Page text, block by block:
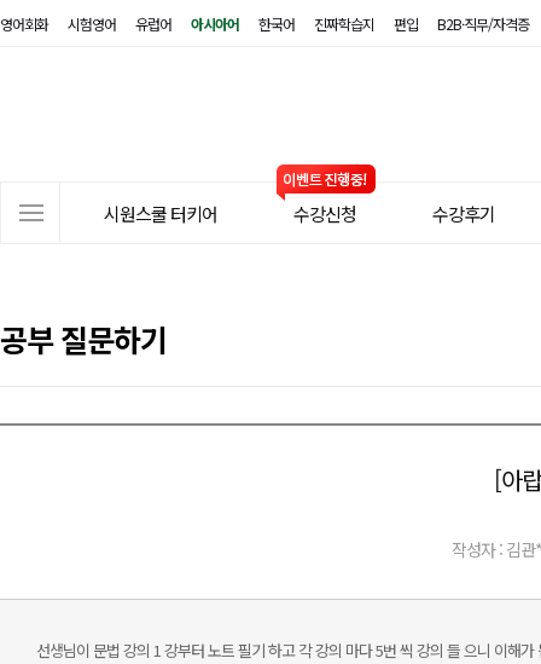
영어회화 시험영어 유럽어 아시아어 한국어 진짜학습지 편입 B2B·직무/자격증
시원스쿨 터키어 수강신청 수강후기
공부 질문하기
[아
작성자 : 김관
선생님이 문법 강의 1 강부터 노트 필기 하고 각 강의 마다 5번 씩 강의 들 으니 이해가